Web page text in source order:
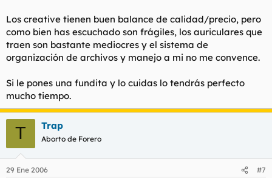
Los creative tienen buen balance de calidad/precio, pero
como bien has escuchado son frágiles, los auriculares que
traen son bastante mediocres y el sistema de
organización de archivos y manejo a mi no me convence.
Si le pones una fundita y lo cuidas lo tendrás perfecto
mucho tiempo.
T Trap
Aborto de Forero
29 Ene 2006 #7